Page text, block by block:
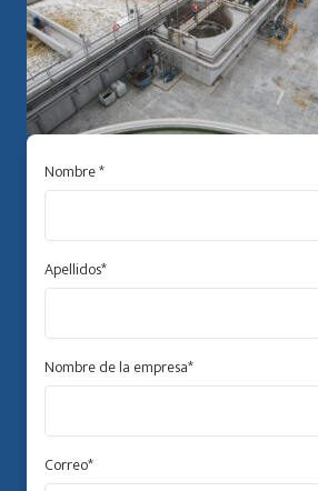
Nombre*
Apellidos*
Nombre de la empresa*
Correo*